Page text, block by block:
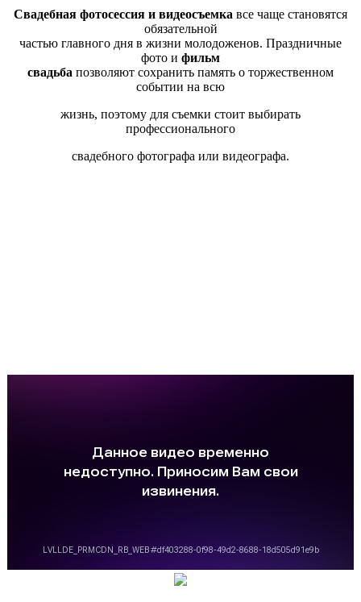
Свадебная фотосессия и видеосъемка все чаще становятся
обязательной
частью главного дня в жизни молодоженов. Праздничные
фото и фильм
свадьба позволяют сохранить память о торжественном
событии на всю
жизнь, поэтому для съемки стоит выбирать
профессионального
свадебного фотографа или видеографа.